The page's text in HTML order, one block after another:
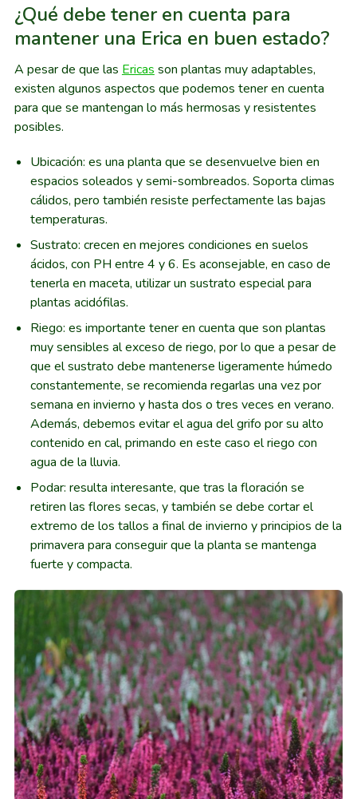
¿Qué debe tener en cuenta para
mantener una Erica en buen estado?
A pesar de que las Ericas son plantas muy adaptables,
existen algunos aspectos que podemos tener en cuenta
para que se mantengan lo más hermosas y resistentes
posibles.
Ubicación: es una planta que se desenvuelve bien en
espacios soleados y semi-sombreados. Soporta climas
cálidos, pero también resiste perfectamente las bajas
temperaturas.
Sustrato: crecen en mejores condiciones en suelos
ácidos, con PH entre 4 y 6. Es aconsejable, en caso de
tenerla en maceta, utilizar un sustrato especial para
plantas acidófilas.
Riego: es importante tener en cuenta que son plantas
muy sensibles al exceso de riego, por lo que a pesar de
que el sustrato debe mantenerse ligeramente húmedo
constantemente, se recomienda regarlas una vez por
semana en invierno y hasta dos o tres veces en verano.
Además, debemos evitar el agua del grifo por su alto
contenido en cal, primando en este caso el riego con
agua de la lluvia.
Podar: resulta interesante, que tras la floración se
retiren las flores secas, y también se debe cortar el
extremo de los tallos a final de invierno y principios de la
primavera para conseguir que la planta se mantenga
fuerte y compacta.